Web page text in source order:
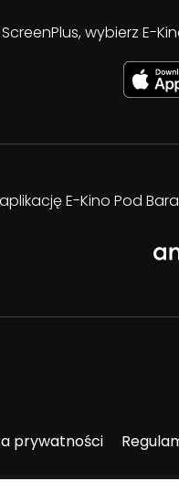
wybierz E-
E-Kino Pod
prywatności